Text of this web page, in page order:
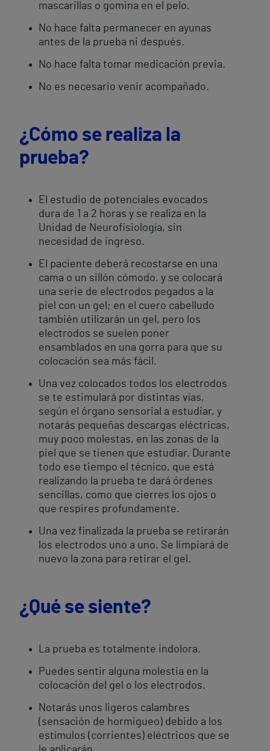
mascarillas o gomina en el pelo.
No hace falta permanecer en ayunas
antes de la prueba ni después.
No hace falta tomar medicación previa.
No es necesario venir acompañado.
¿Cómo se realiza la
prueba?
El estudio de potenciales evocados
dura de 1 a 2 horas y se realiza en la
Unidad de Neurofisiología, sin
necesidad de ingreso.
El paciente deberá recostarse en una
cama o un sillón cómodo. y se colocará
una serie de electrodos pegados a la
piel con un gel; en el cuero cabelludo
también utilizarán un gel, pero los
electrodos se suelen poner
ensamblados en una gorra para que su
colocación sea más fácil.
Una vez colocados todos los electrodos
se te estimulará por distintas vías,
según el órgano sensorial a estudiar, y
notarás pequeñas descargas eléctricas,
muy poco molestas, en las zonas de la
piel que se tienen que estudiar. Durante
todo ese tiempo el técnico, que está
realizando la prueba te dará órdenes
sencillas, como que cierres los ojos o
que respires profundamente.
Una vez finalizada la prueba se retirarán
los electrodos uno a uno. Se limpiará de
nuevo la zona para retirar el gel.
¿Qué se siente?
La prueba es totalmente indolora.
Puedes sentir alguna molestia en la
colocación del gel o los electrodos.
Notarás unos ligeros calambres
(sensación de hormigueo) debido a los
estímulos (corrientes) eléctricos que se